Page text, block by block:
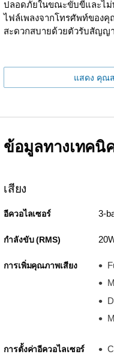
ปลอดภัยในขณะขับขี่และไ
ไฟล์เพลงจากโทรศัพท์ของคุ
สะดวกสบายด้วยตัวรับสัญญ
แสดง คุณ
ข้อมูลทางเทคนิ
เสียง
อีควอไลเซอร์ 3-
กำลังขับ (RMS)
การเพิ่มคุณภาพเสียง
การตั้งค่าอีควอไลเซอร์